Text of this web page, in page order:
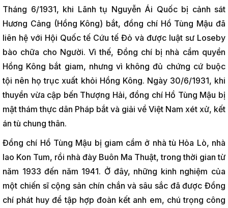
Tháng 6/1931, khi Lãnh tụ Nguyễn Ái Quốc bị cảnh sát
Hương Cảng (Hồng Kông) bắt, đồng chí Hồ Tùng Mậu đã
liên hệ với Hội Quốc tế Cứu tế Đỏ và được luật sư Loseby
bào chữa cho Người. Vì thế, Đồng chí bị nhà cầm quyền
Hồng Kông bắt giam, nhưng vì không đủ chứng cứ buộc
tội nên họ trục xuất khỏi Hồng Kông. Ngày 30/6/1931, khi
thuyền vừa cập bến Thượng Hải, đồng chí Hồ Tùng Mậu bị
mật thám thực dân Pháp bắt và giải về Việt Nam xét xử, kết
án tù chung thân.
Đồng chí Hồ Tùng Mậu bị giam cầm ở nhà tù Hỏa Lò, nhà
lao Kon Tum, rồi nhà đày Buôn Ma Thuật, trong thời gian từ
năm 1933 đến năm 1941. Ở đây, những kinh nghiệm của
một chiến sĩ cộng sản chín chắn và sâu sắc đã được Đồng
chí phát huy để tập hợp đoàn kết anh em, chú trọng công